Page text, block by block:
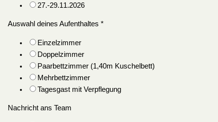
27.-29.11.2026
Auswahl deines Aufenthaltes *
Einzelzimmer
Doppelzimmer
Paarbettzimmer (1,40m Kuschelbett)
Mehrbettzimmer
Tagesgast mit Verpflegung
Nachricht ans Team